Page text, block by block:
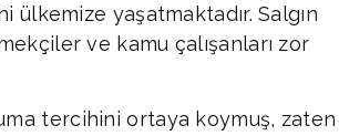
yaşatmaktadır. Salgın
ve kamu çalışanları zor
tercihini ortaya koymuş, zaten